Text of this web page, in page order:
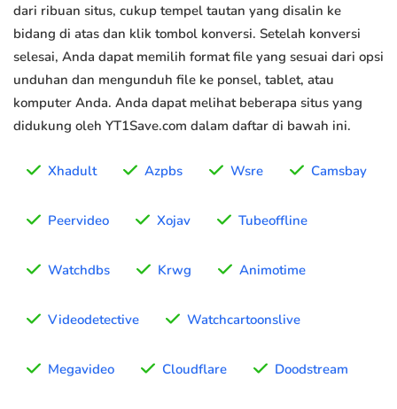
dari ribuan situs, cukup tempel tautan yang disalin ke
bidang di atas dan klik tombol konversi. Setelah konversi
selesai, Anda dapat memilih format file yang sesuai dari opsi
unduhan dan mengunduh file ke ponsel, tablet, atau
komputer Anda. Anda dapat melihat beberapa situs yang
didukung oleh YT1Save.com dalam daftar di bawah ini.
Xhadult Azpbs Wsre Camsbay
Peervideo Xojav Tubeoffline
Watchdbs Krwg Animotime
Videodetective Watchcartoonslive
Megavideo Cloudflare Doodstream